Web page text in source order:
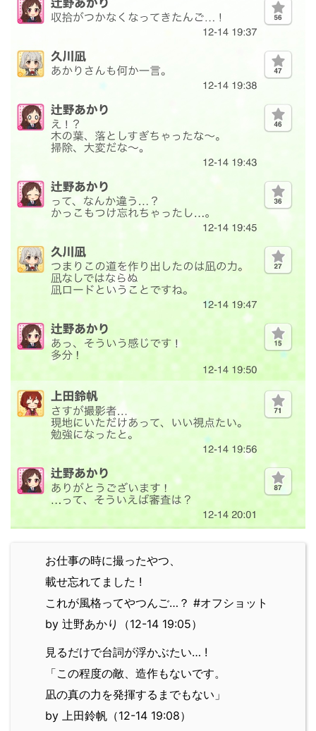
お仕事の時に撮ったやつ、
載せ忘れてました !
これが風格ってやつんご…？ #オフショット
by 辻野あかり（12-14 19:05）
見るだけで台詞が浮かぶたい… !
「この程度の敵、造作もないです。
凪の真の力を発揮するまでもない」
by 上田鈴帆（12-14 19:08）